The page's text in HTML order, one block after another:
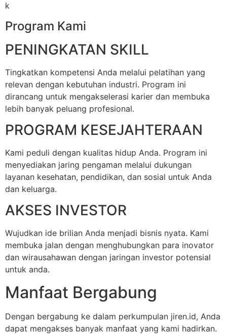
k
Program Kami
PENINGKATAN SKILL
Tingkatkan kompetensi Anda melalui pelatihan yang
relevan dengan kebutuhan industri. Program ini
dirancang untuk mengakselerasi karier dan membuka
lebih banyak peluang profesional.
PROGRAM KESEJAHTERAAN
Kami peduli dengan kualitas hidup Anda. Program ini
menyediakan jaring pengaman melalui dukungan
layanan kesehatan, pendidikan, dan sosial untuk Anda
dan keluarga.
AKSES INVESTOR
Wujudkan ide brilian Anda menjadi bisnis nyata. Kami
membuka jalan dengan menghubungkan para inovator
dan wirausahawan dengan jaringan investor potensial
untuk anda.
Manfaat Bergabung
Dengan bergabung ke dalam perkumpulan jiren.id, Anda
dapat mengakses banyak manfaat yang kami hadirkan.